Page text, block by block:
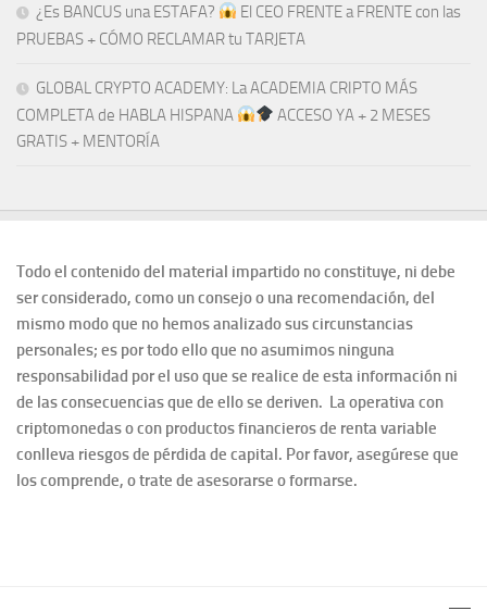
¿Es BANCUS una ESTAFA?
El CEO FRENTE a FRENTE con las
PRUEBAS + CÓMO RECLAMAR tu TARJETA
GLOBAL CRYPTO ACADEMY: La ACADEMIA CRIPTO MÁS
COMPLETA de HABLA HISPANA
ACCESO YA + 2 MESES
GRATIS + MENTORÍA
Todo el contenido del material impartido no constituye, ni debe
ser considerado, como un consejo o una recomendación, del
mismo modo que no hemos analizado sus circunstancias
personales; es por todo ello que no asumimos ninguna
responsabilidad por el uso que se realice de esta información ni
de las consecuencias que de ello se deriven. La operativa con
criptomonedas o con productos financieros de renta variable
conlleva riesgos de pérdida de capital. Por favor, asegúrese que
los comprende, o trate de asesorarse o formarse.